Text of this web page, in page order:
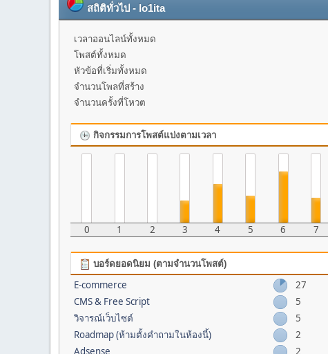
สถิติทั่วไป - lo1ita
เวลาออนไลน์ทั้งหมด
โพสต์ทั้งหมด
หัวข้อที่เริ่มทั้งหมด
จำนวนโพลที่สร้าง
จำนวนครั้งที่โหวต
กิจกรรมการโพสต์แบ่งตามเวลา
0 1 2 3 4 5 6 7
บอร์ดยอดนิยม (ตามจำนวนโพสต์)
E-commerce
27
CMS & Free Script
5
วิจารณ์เว็บไซต์
5
Roadmap (ห้ามตั้งคำถามในห้องนี้)
2
Adsense
2